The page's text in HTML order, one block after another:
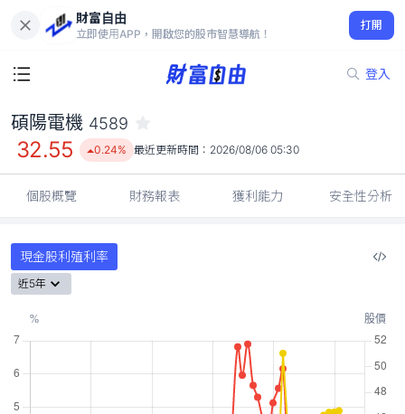
財富自由
立即使用APP，開啟您的股市智慧導航！
打開
登入
32.55
0.24%
碩陽電機 4589
32.55 0.24% 最近更新時間： 2026/08/06 05:30
個股概覽 財務報表 獲利能力 安全性分析
現金股利殖利率
近5年